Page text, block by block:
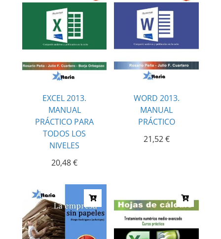
EXCEL 2013.
MANUAL
PRÁCTICO PARA
TODOS LOS
NIVELES
20,48€
WORD 2013.
MANUAL
PRÁCTICO
21,52€